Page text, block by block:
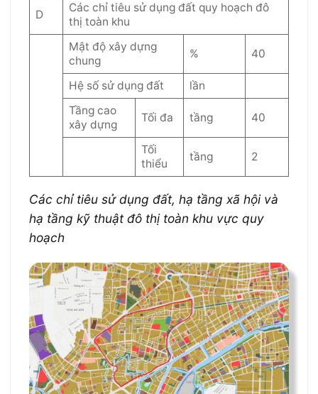
D
Các chỉ tiêu sử dụng đất quy hoạch đô
thị toàn khu
Mật độ xây dựng
chung
% 40
Hệ số sử dụng đất
lần
Tầng cao
xây dựng
Tối đa tầng 40
Tối
thiểu
tầng 2
Các chỉ tiêu sử dụng đất, hạ tầng xã hội và
hạ tầng kỹ thuật đô thị toàn khu vực quy
hoạch